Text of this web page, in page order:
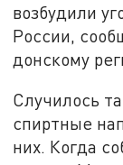
возбудили
России,
донскому
Случилось
спиртные
них. Когда